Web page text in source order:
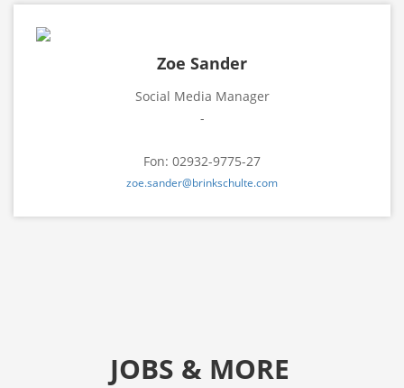
Zoe Sander
Social Media Manager
-
Fon: 02932-9775-27
zoe.sander@brinkschulte.com
JOBS & MORE